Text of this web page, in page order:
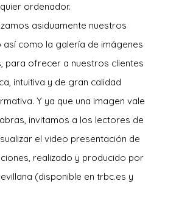
ordenador.
asiduamente nuestros
así como la galería de imágenes
para ofrecer a nuestros clientes
intuitiva y de gran calidad
Y ya que una imagen vale
invitamos a los lectores de
el video presentación de
realizado y producido por
(disponible en trbc.es y